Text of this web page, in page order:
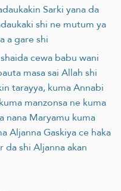
Sarki yana da
shi ne mutum ya
a gare shi
cewa babu wani
masa sai Allah shi
tarayya, kuma Annabi
manzonsa ne kuma
nana Maryamu kuma
Aljanna Gaskiya ce haka
shi Aljanna akan